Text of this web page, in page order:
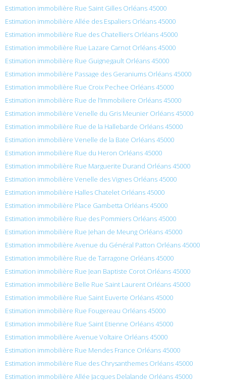
Estimation immobilière Rue Saint Gilles Orléans 45000
Estimation immobilière Allée des Espaliers Orléans 45000
Estimation immobilière Rue des Chatelliers Orléans 45000
Estimation immobilière Rue Lazare Carnot Orléans 45000
Estimation immobilière Rue Guignegault Orléans 45000
Estimation immobilière Passage des Geraniums Orléans 45000
Estimation immobilière Rue Croix Pechee Orléans 45000
Estimation immobilière Rue de l’Immobiliere Orléans 45000
Estimation immobilière Venelle du Gris Meunier Orléans 45000
Estimation immobilière Rue de la Hallebarde Orléans 45000
Estimation immobilière Venelle de la Bate Orléans 45000
Estimation immobilière Rue du Heron Orléans 45000
Estimation immobilière Rue Marguerite Durand Orléans 45000
Estimation immobilière Venelle des Vignes Orléans 45000
Estimation immobilière Halles Chatelet Orléans 45000
Estimation immobilière Place Gambetta Orléans 45000
Estimation immobilière Rue des Pommiers Orléans 45000
Estimation immobilière Rue Jehan de Meung Orléans 45000
Estimation immobilière Avenue du Général Patton Orléans 45000
Estimation immobilière Rue de Tarragone Orléans 45000
Estimation immobilière Rue Jean Baptiste Corot Orléans 45000
Estimation immobilière Belle Rue Saint Laurent Orléans 45000
Estimation immobilière Rue Saint Euverte Orléans 45000
Estimation immobilière Rue Fougereau Orléans 45000
Estimation immobilière Rue Saint Etienne Orléans 45000
Estimation immobilière Avenue Voltaire Orléans 45000
Estimation immobilière Rue Mendes France Orléans 45000
Estimation immobilière Rue des Chrysanthemes Orléans 45000
Estimation immobilière Allée Jacques Delalande Orléans 45000